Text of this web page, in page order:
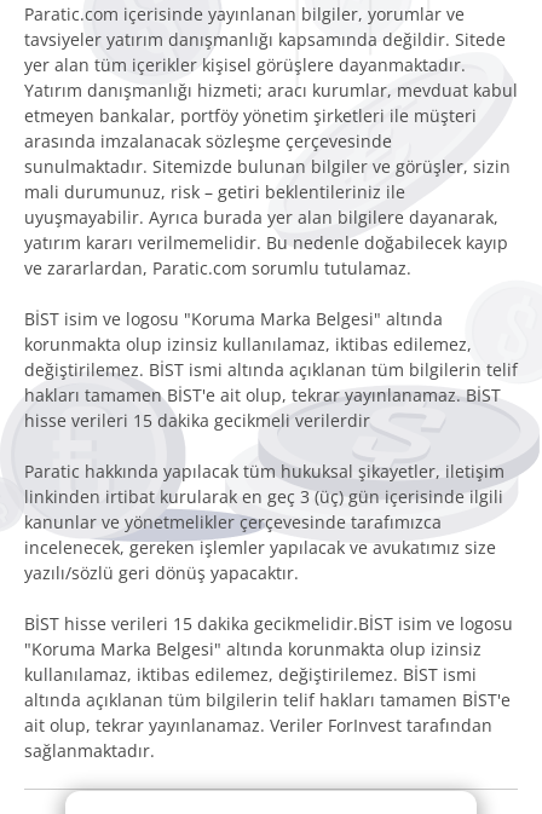
Paratic.com içerisinde yayınlanan bilgiler, yorumlar ve
tavsiyeler yatırım danışmanlığı kapsamında değildir. Sitede
yer alan tüm içerikler kişisel görüşlere dayanmaktadır.
Yatırım danışmanlığı hizmeti; aracı kurumlar, mevduat kabul
etmeyen bankalar, portföy yönetim şirketleri ile müşteri
arasında imzalanacak sözleşme çerçevesinde
sunulmaktadır. Sitemizde bulunan bilgiler ve görüşler, sizin
mali durumunuz, risk – getiri beklentileriniz ile
uyuşmayabilir. Ayrıca burada yer alan bilgilere dayanarak,
yatırım kararı verilmemelidir. Bu nedenle doğabilecek kayıp
ve zararlardan, Paratic.com sorumlu tutulamaz.
BİST isim ve logosu "Koruma Marka Belgesi" altında
korunmakta olup izinsiz kullanılamaz, iktibas edilemez,
değiştirilemez. BİST ismi altında açıklanan tüm bilgilerin telif
hakları tamamen BİST'e ait olup, tekrar yayınlanamaz. BİST
hisse verileri 15 dakika gecikmeli verilerdir
Paratic hakkında yapılacak tüm hukuksal şikayetler, iletişim
linkinden irtibat kurularak en geç 3 (üç) gün içerisinde ilgili
kanunlar ve yönetmelikler çerçevesinde tarafımızca
incelenecek, gereken işlemler yapılacak ve avukatımız size
yazılı/sözlü geri dönüş yapacaktır.
BİST hisse verileri 15 dakika gecikmelidir.BİST isim ve logosu
"Koruma Marka Belgesi" altında korunmakta olup izinsiz
kullanılamaz, iktibas edilemez, değiştirilemez. BİST ismi
altında açıklanan tüm bilgilerin telif hakları tamamen BİST'e
ait olup, tekrar yayınlanamaz. Veriler ForInvest tarafından
sağlanmaktadır.